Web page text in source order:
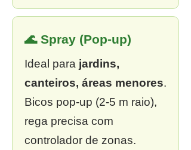
🌊 Spray (Pop-up)
Ideal para jardins,
canteiros, áreas menores.
Bicos pop-up (2-5 m raio),
rega precisa com
controlador de zonas.